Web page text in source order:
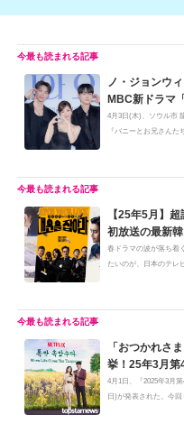
ノ・ジョンウ
MBC新ドラマ
4月3日(木)、ソウル市
『バニーとお兄さん
【25年5月】
初放送の最新
春ドラマの波が落ち着
たいのが、日本のテレ
「おつかれさ
挙！25年3月第
プ5
4月1日、『2025年3月
日)が発表された。今